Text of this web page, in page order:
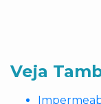
Veja